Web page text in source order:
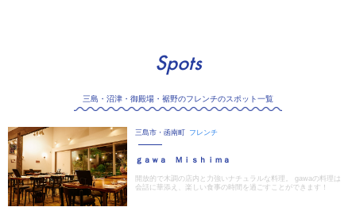
Spots
三島・沼津・御殿場・裾野のフレンチのスポット一覧
三島市・函南町 フレンチ
ｇａｗａ Ｍｉｓｈｉｍａ
開放的で木調の店内と力強いナチュラルな料理。 gawaの料理は
会話に華添え、楽しい食事の時間を過ごすことができます！